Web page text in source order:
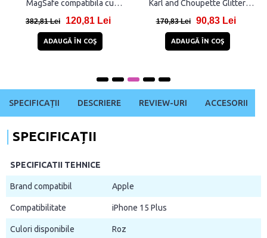
MagSafe compatibila cu
382,81 Lei 120,81 Lei
ADAUGĂ ÎN COŞ
Karl and Choupette Glitter
170,83 Lei 90,83 Lei
ADAUGĂ ÎN COŞ
SPECIFICAȚII DESCRIERE REVIEW-URI ACCESORII
SPECIFICAȚII
SPECIFICATII TEHNICE
Brand compatibil Apple
Compatibilitate iPhone 15 Plus
Culori disponibile Roz